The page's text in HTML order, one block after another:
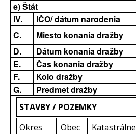
e) Štát
IV. IČO/ dátum narodenia
C. Miesto konania dražby
D. Dátum konania dražby
E. Čas konania dražby
F. Kolo dražby
G. Predmet dražby
STAVBY / POZEMKY
Okres
Obec
Katastrálne